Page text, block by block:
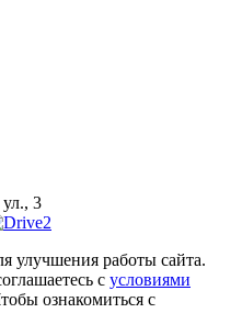
3
улучшения работы сайта.
с условиями
ознакомиться с